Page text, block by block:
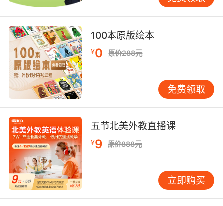
考。 标准化测试（如剑桥少儿英语、小托福）能
提供特定时间点的能力参照，但需谨记，它仅是
工具之一，并非全貌。 阅读分级体系（如蓝思、
AR分级）是极佳的评估工具。孩子若能独立、流
畅阅读某级别读物并理解主旨，其阅读能力便大
致对应该级别。 成长档案袋：定期收集孩子的作
业、录音、作品等，建立个人学习档案。定期回
顾，能清晰追踪进步轨迹，精准发现待强化领
域。 情景模拟评估：创设餐厅点餐、商店购物等
真实场景，观察孩子能否用英语完成任务。此法
最能反映语言的实际应用能力。 避开常见误区：
科学评估，健康发展 评估过程中，需警惕几个常
见误区。 误区一：唯词汇量论。词汇是基础，但
语言能力不等于词汇堆砌。语言的终极目标是有
效沟通。 误区二：过度纠错。学习过程中出现错
误是正常现象。若孩子每次开口都忙于被纠正语
100本原版绘本
¥0 原价288元
免费领取
五节北美外教直播课
¥9 原价888元
立即购买